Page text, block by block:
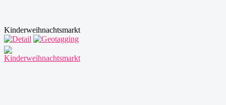
Kinderweihnachtsmarkt